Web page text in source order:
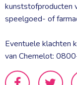
kunststofproducten
speelgoed- of
Eventuele klachten
van Chemelot: